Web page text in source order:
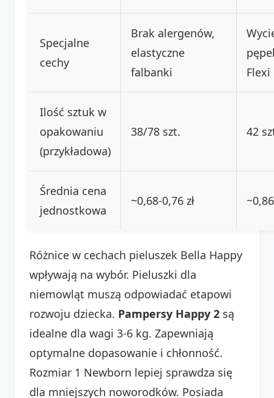
Specjalne
cechy
Brak alergenów,
elastyczne
falbanki
Flexi
Ilość sztuk w
opakowaniu
(przykładowa)
38/78 szt. 42
Średnia cena
jednostkowa
~0,68-0,76 zł
Różnice w cechach pieluszek Bella Happy
wpływają na wybór. Pieluszki dla
niemowląt muszą odpowiadać etapowi
rozwoju dziecka. Pampersy Happy 2 są
idealne dla wagi 3-6 kg. Zapewniają
optymalne dopasowanie i chłonność.
Rozmiar 1 Newborn lepiej sprawdza się
dla mniejszych noworodków. Posiada